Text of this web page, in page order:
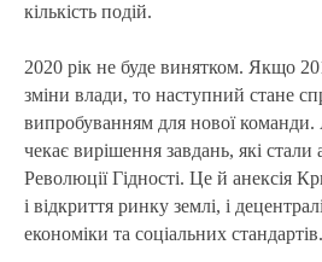
кількість подій.
2020 рік не буде винятком. Якщо
зміни влади, то наступний стане
випробуванням для нової команди.
чекає вирішення завдань, які
Революції Гідності. Це й анексія
і відкриття ринку землі, і
економіки та соціальних стандартів.